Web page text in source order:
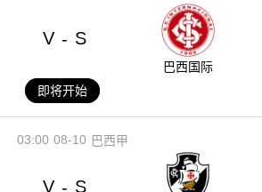
V - S
巴西国际
即将开始
08-10
03:00 巴西甲
V - S